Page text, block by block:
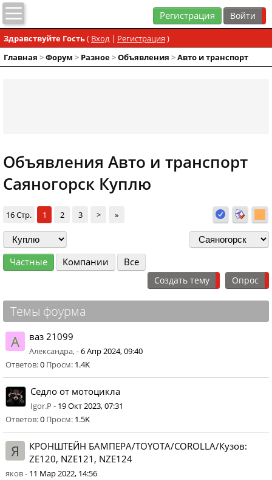
Регистрация
Здравствуйте Гость( Вход| Регистрация )
Главная >Форум > Разное>Объявления >Авто и транспорт
Объявления Авто и транспорт
Саяногорск Куплю
16 Стр. 1 2 3 > »
Частные Компании Все
Создать тему Опрос
Темы фоурма
А ваз 21099
Александра, -6 Апр 2024, 09:40
Ответов:0 Просм: 1.4K
Седло от мотоцикла
Igor.P - 19 Окт 2023, 07:31
Ответов:0 Просм: 1.5K
Я
КPOНШТЕЙH БAMПEРA/TОYОTA/CОROLLA/Кузoв:
ZE120, NZЕ121, NZЕ124
яков - 11 Мар 2022, 14:56